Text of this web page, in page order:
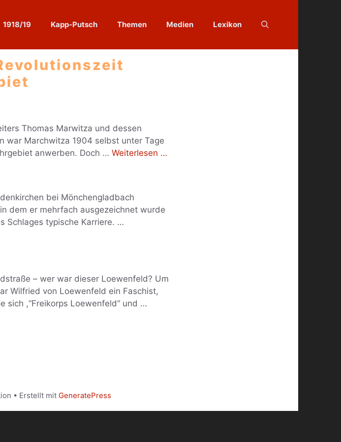
1918/19 Kapp-Putsch Themen Medien Lexikon
Thomas Marwitza und dessen
war Marchwitza 1904 selbst unter Tage
anwerben. Doch … Weiterlesen …
bei Mönchengladbach
dem er mehrfach ausgezeichnet wurde
Schlages typische Karriere. …
– wer war dieser Loewenfeld? Um
Wilfried von Loewenfeld ein Faschist,
sich ,“Freikorps Loewenfeld“ und …
• Erstellt mit GeneratePress